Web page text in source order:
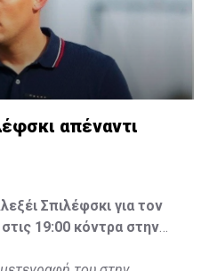
απέναντι
Σπιλέφσκι για τον
19:00 κόντρα στην